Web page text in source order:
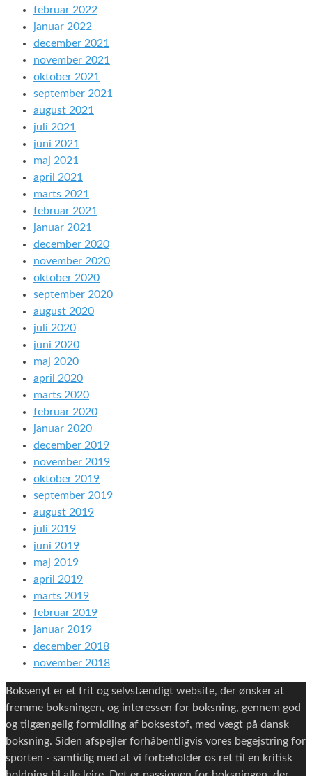
februar 2022
januar 2022
december 2021
november 2021
oktober 2021
september 2021
august 2021
juli 2021
juni 2021
maj 2021
april 2021
marts 2021
februar 2021
januar 2021
december 2020
november 2020
oktober 2020
september 2020
august 2020
juli 2020
juni 2020
maj 2020
april 2020
marts 2020
februar 2020
januar 2020
december 2019
november 2019
oktober 2019
september 2019
august 2019
juli 2019
juni 2019
maj 2019
april 2019
marts 2019
februar 2019
januar 2019
december 2018
november 2018
Boksenyt er et frit og selvstændigt website, der ønsker at
fremme boksningen, og interessen for boksning, gennem god
og tilgængelig formidling af boksestof, med vægt på dansk
boksning. Siden afspejler forhåbentligvis vores begejstring for
sporten - samtidig med at vi forbeholder os ret til en kritisk